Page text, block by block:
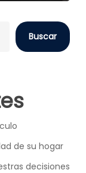
Buscar
de su hogar
decisiones